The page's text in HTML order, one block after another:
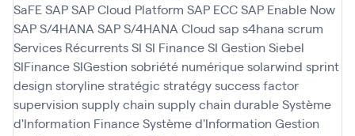
SaFESAPSAP Cloud Platform SAP ECCSAP Enable Now
SAP S/4HANA SAP S/4HANA Cloud sap s4hana scrum
Services RécurrentsSI SI FinanceSI Gestion Siebel
SIFinanceSIGestion sobriété numériquesolarwind sprint
design storylinestratégic stratégysuccess factor
supervision supply chain supply chain durableSystème
d'Information FinanceSystème d'Information Gestion